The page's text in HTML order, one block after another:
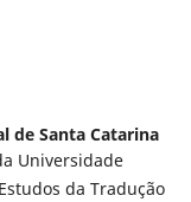
de Santa Catarina
Universidade
da Tradução